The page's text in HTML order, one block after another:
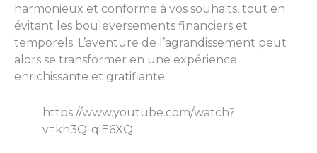
harmonieux et conforme à vos souhaits, tout en
évitant les bouleversements financiers et
temporels. L’aventure de l’agrandissement peut
alors se transformer en une expérience
enrichissante et gratifiante.
https://www.youtube.com/watch?
v=kh3Q-qiE6XQ